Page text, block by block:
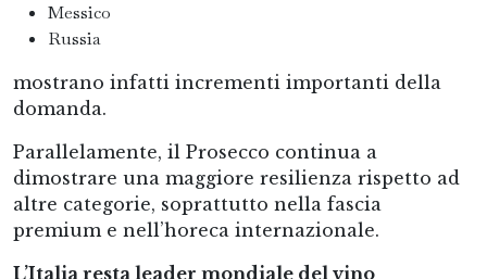
Messico
Russia
mostrano infatti incrementi importanti della
domanda.
Parallelamente, il Prosecco continua a
dimostrare una maggiore resilienza rispetto ad
altre categorie, soprattutto nella fascia
premium e nell’horeca internazionale.
L’Italia resta leader mondiale del vino